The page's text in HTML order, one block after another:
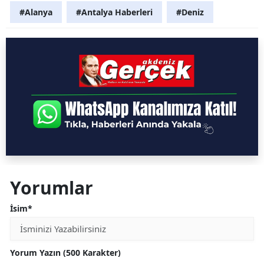
#Alanya #Antalya Haberleri #Deniz
Yorumlar
İsim*
Yorum Yazın (500 Karakter)